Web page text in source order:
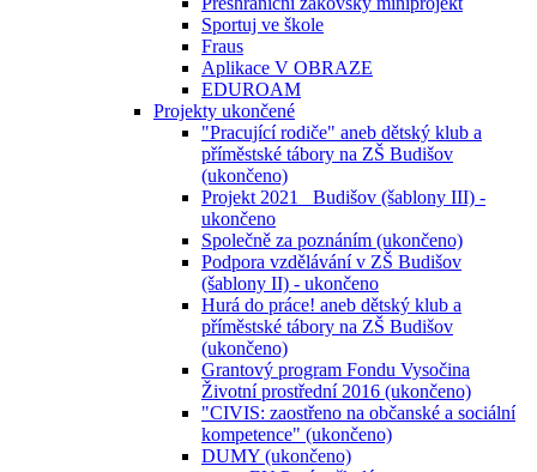
Sportuj ve škole
Fraus
Aplikace V OBRAZE
EDUROAM
Projekty ukončené
"Pracující rodiče" aneb dětský klub a
příměstské tábory na ZŠ Budišov
(ukončeno)
Projekt 2021_ Budišov (šablony III) -
ukončeno
Společně za poznáním (ukončeno)
Podpora vzdělávání v ZŠ Budišov
(šablony II) - ukončeno
Hurá do práce! aneb dětský klub a
příměstské tábory na ZŠ Budišov
(ukončeno)
Grantový program Fondu Vysočina
Životní prostřední 2016 (ukončeno)
"CIVIS: zaostřeno na občanské a sociální
kompetence" (ukončeno)
DUMY (ukončeno)